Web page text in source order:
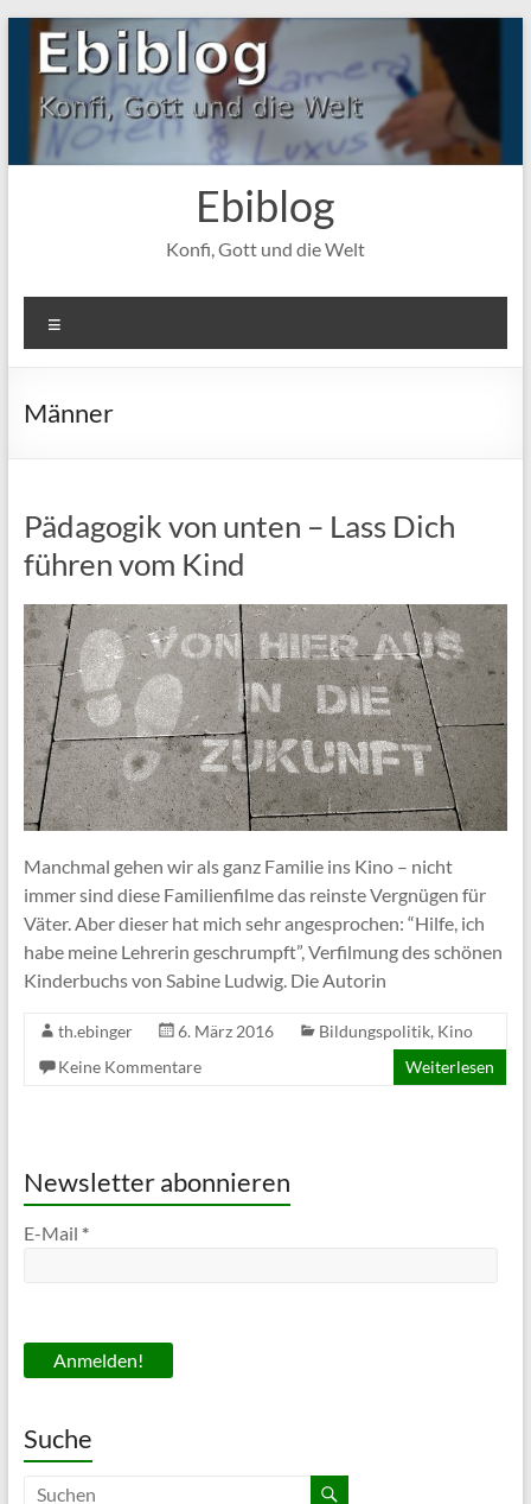
Zum
Inhalt
springen
Ebiblog
Konfi, Gott und die Welt
Männer
Pädagogik von unten – Lass Dich
führen vom Kind
Manchmal gehen wir als ganz Familie ins Kino – nicht
immer sind diese Familienfilme das reinste Vergnügen für
Väter. Aber dieser hat mich sehr angesprochen: “Hilfe, ich
habe meine Lehrerin geschrumpft”, Verfilmung des schönen
Kinderbuchs von Sabine Ludwig. Die Autorin
th.ebinger 6. März 2016 Bildungspolitik, Kino
Keine Kommentare
Weiterlesen
Newsletter abonnieren
E-Mail *
Suche